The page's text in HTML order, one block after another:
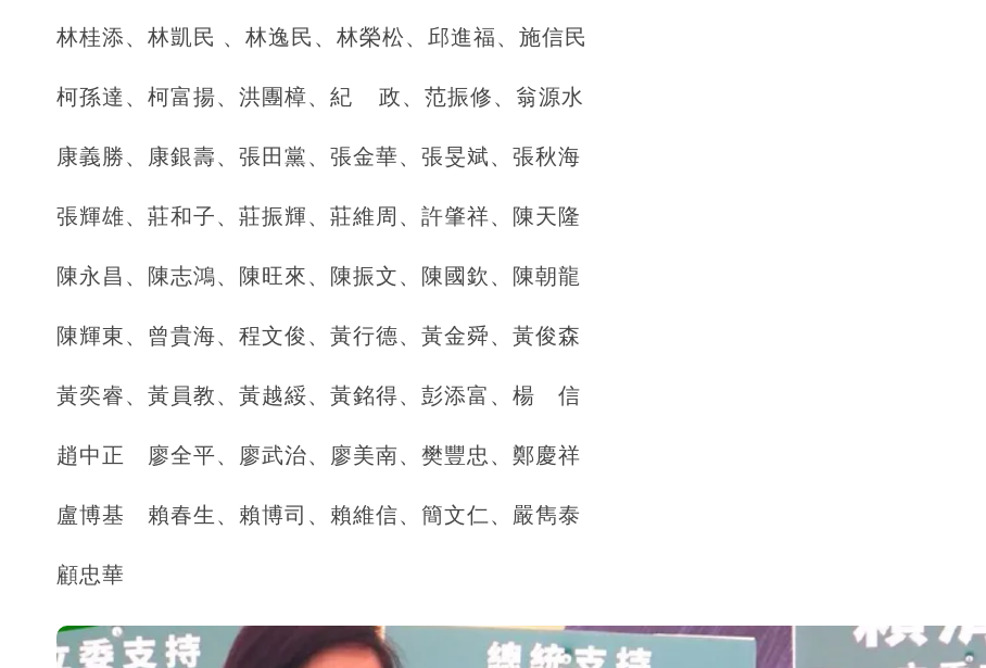
林桂添、林凱民 、林逸民、林榮松、邱進福、施信民
柯孫達、柯富揚、洪團樟、紀 政、范振修、翁源水
康義勝、康銀壽、張田黨、張金華、張旻斌、張秋海
張輝雄、莊和子、莊振輝、莊維周、許肇祥、陳天隆
陳永昌、陳志鴻、陳旺來、陳振文、陳國欽、陳朝龍
陳輝東、曾貴海、程文俊、黃行德、黃金舜、黃俊森
黃奕睿、黃員教、黃越綏、黃銘得、彭添富、楊 信
趙中正 廖全平、廖武治、廖美南、樊豐忠、鄭慶祥
盧博基 賴春生、賴博司、賴維信、簡文仁、嚴雋泰
顧忠華